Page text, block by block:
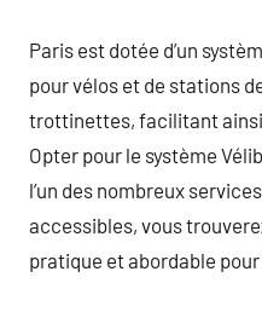
Paris est dotée d’un
pour vélos et de stations
trottinettes, facilitant ainsi
Opter pour le système
l’un des nombreux
accessibles, vous
pratique et abordable